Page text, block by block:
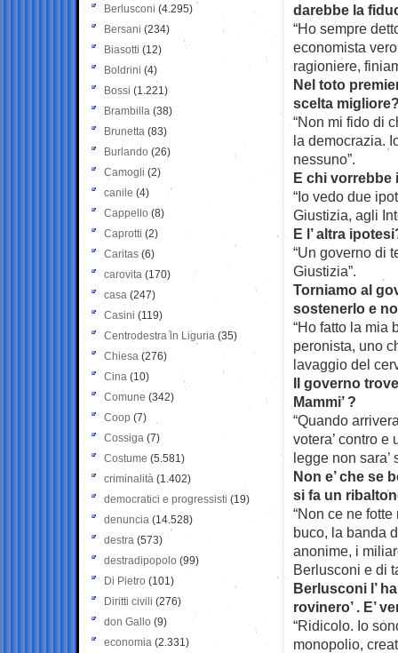
darebbe la
“Ho sempre
economista
ragioniere,
Nel toto
scelta
“Non mi fido di
la democrazia.
nessuno”.
E chi vorrebbe
“Io vedo due
Giustizia, agli
E l’ altra
“Un governo di
Giustizia”.
Torniamo al
sostenerlo e
“Ho fatto la mia
peronista, uno
lavaggio del
Il governo
Mammi’ ?
“Quando
votera’ contro
legge non sara’
Non e’ che se
si fa un
“Non ce ne fotte
buco, la banda
anonime, i
Berlusconi e di
Berlusconi l’
rovinero’ . E’
“Ridicolo. Io
monopolio,
Berlusconi (4.295)
Bersani (234)
Biasotti (12)
Boldrini (4)
Bossi (1.221)
Brambilla (38)
Brunetta (83)
Burlando (26)
Camogli (2)
canile (4)
Cappello (8)
Caprotti (2)
Caritas (6)
carovita (170)
casa (247)
Casini (119)
Centrodestra in Liguria (35)
Chiesa (276)
Cina (10)
Comune (342)
Coop (7)
Cossiga (7)
Costume (5.581)
criminalità (1.402)
democratici e progressisti (19)
denuncia (14.528)
destra (573)
destradipopolo (99)
Di Pietro (101)
Diritti civili (276)
don Gallo (9)
economia (2.331)